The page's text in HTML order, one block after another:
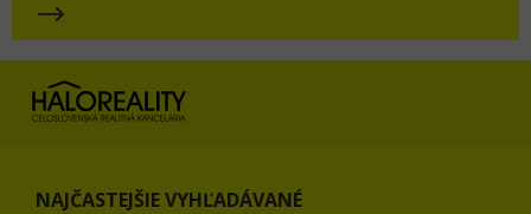
NAJČASTEJŠIE VYHĽADÁVANÉ